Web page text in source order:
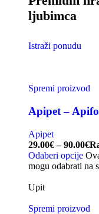
ljubimca
Istraži ponudu
Spremi proizvod
Apipet –
Apipet
29.00€ – 90.00€
Odaberi opcije
mogu odabrati na
Upit
Spremi proizvod